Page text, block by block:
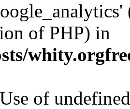
of PHP) in
of